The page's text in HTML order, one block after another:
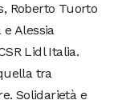
Roberto Tuorto
Alessia
Lidl Italia.
tra
Solidarietà e